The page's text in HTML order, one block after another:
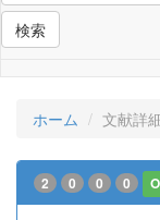
検索
ホーム 文献詳
2 0 0 0